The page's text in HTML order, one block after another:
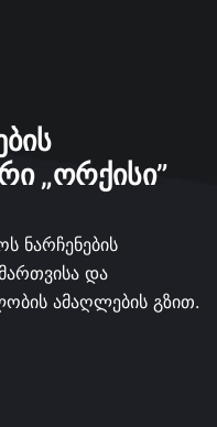
„ᲝᲠᲥᲘᲡᲘ”
ნარჩენების
და
ამაღლების გზით.